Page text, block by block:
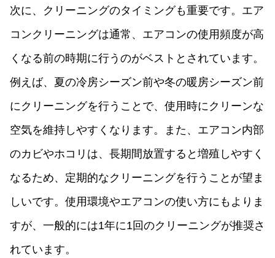
次に、クリーニングのタイミングも重要です。エア
コンクリーニングは通常、エアコンの使用頻度が高
くなる前の時期に行うのがベストとされています。
例えば、夏の冷房シーズン前や冬の暖房シーズン前
にクリーニングを行うことで、使用時にクリーンな
空気を維持しやすくなります。また、エアコン内部
のカビやホコリは、長期間放置すると増殖しやすく
なるため、定期的なクリーニングを行うことが望ま
しいです。使用環境やエアコンの使い方にもよりま
すが、一般的には1年に1回のクリーニングが推奨さ
れています。